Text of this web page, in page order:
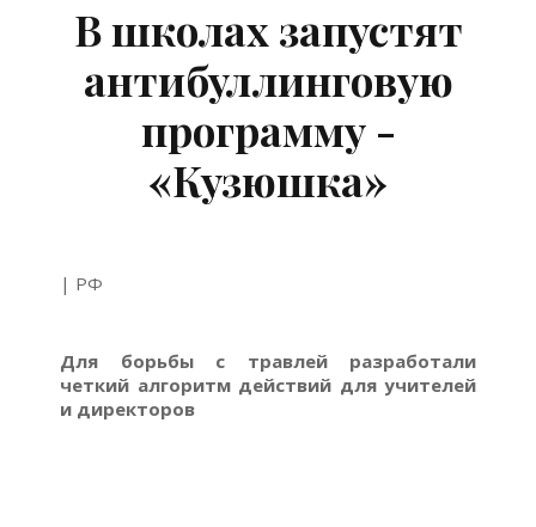
В школах запустят
антибуллинговую
программу -
«Кузюшка»
| РФ
Для борьбы с травлей разработали
четкий алгоритм действий для учителей
и директоров